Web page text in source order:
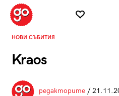
НОВИ СЪБИТИЯ
Kraos
редакторите/